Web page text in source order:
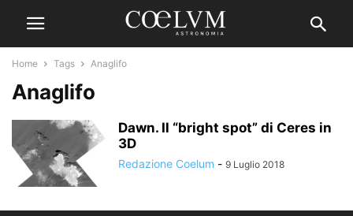
Home Tags Anaglifo
Anaglifo
Dawn. Il “bright spot” di Ceres in
3D
Redazione Coelum - 9 Luglio 2018